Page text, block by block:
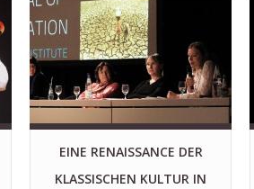
EINE RENAISSANCE DER
KLASSISCHEN KULTUR IN